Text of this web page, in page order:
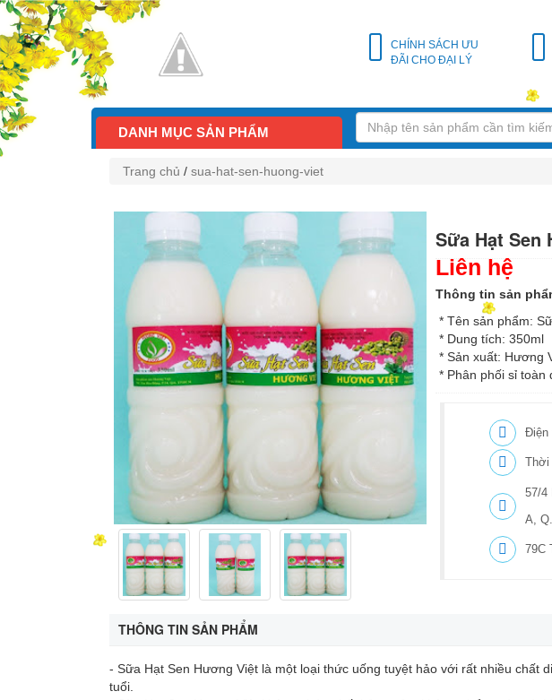
CHÍNH SÁCH ƯU
ĐÃI CHO ĐẠI LÝ
DANH MỤC SẢN PHẨM
Trang chủ / sua-hat-sen-huong-viet
Sữa Hạt Sen
Liên hệ
Thông tin sản
* Tên sản phẩm:
* Dung tích: 350ml
* Sản xuất: Hương
* Phân phối sỉ toàn
Thời
57/4
A,
79C
THÔNG TIN SẢN PHẨM
- Sữa Hạt Sen Hương Việt là một loại thức uống tuyệt hảo với rất nhiều chất
tuổi.